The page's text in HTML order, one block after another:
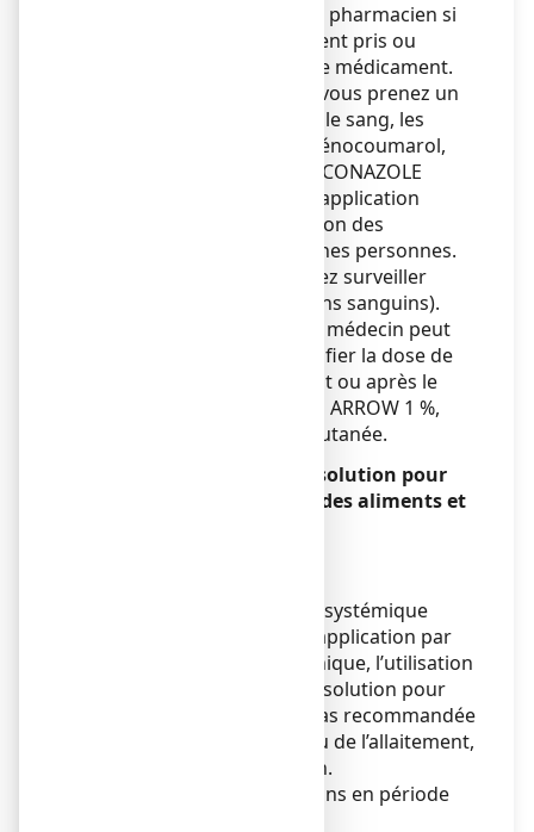
Informez votre médecin ou pharmacien si
vous prenez, avez récemment pris ou
pourriez prendre tout autre médicament.
Prévenez votre médecin si vous prenez un
médicament pour fluidifier le sang, les
antivitamines K (comme acénocoumarol,
fluindione, warfarine) car ECONAZOLE
ARROW 1 %, solution pour application
cutanée peut modifier l’action des
antivitamines K chez certaines personnes.
Par conséquent, vous devrez surveiller
fréquemment l'INR (examens sanguins).
Selon votre situation, votre médecin peut
également décider de modifier la dose de
vos antivitamines K pendant ou après le
traitement par ECONAZOLE ARROW 1 %,
solution pour application cutanée.
ECONAZOLE ARROW 1 %, solution pour
application cutanée avec des aliments et
Compte tenu d’un passage systémique
limité mais possible après application par
voie topique et du recul clinique, l’utilisation
d’ECONAZOLE ARROW 1 %, solution pour
application cutanée n’est pas recommandée
au cours de la grossesse ou de l’allaitement,
sans l’avis de votre médecin.
Ne pas appliquer sur les seins en période